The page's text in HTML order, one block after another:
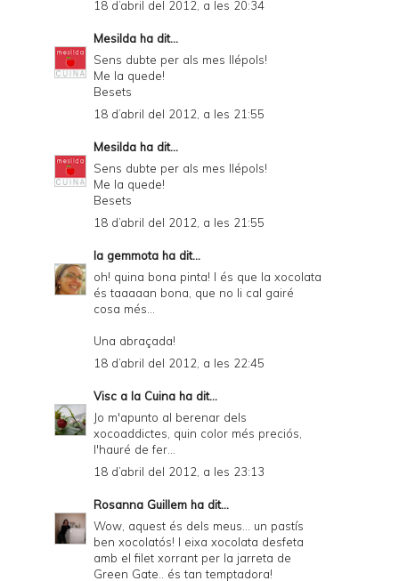
18 d’abril del 2012, a les 20:34
Mesilda ha dit...
Sens dubte per als mes llépols!
Me la quede!
Besets
18 d’abril del 2012, a les 21:55
Mesilda ha dit...
Sens dubte per als mes llépols!
Me la quede!
Besets
18 d’abril del 2012, a les 21:55
la gemmota ha dit...
oh! quina bona pinta! I és que la xocolata
és taaaaan bona, que no li cal gairé
cosa més...
Una abraçada!
18 d’abril del 2012, a les 22:45
Visc a la Cuina ha dit...
Jo m'apunto al berenar dels
xocoaddictes, quin color més preciós,
l'hauré de fer...
18 d’abril del 2012, a les 23:13
Rosanna Guillem ha dit...
Wow, aquest és dels meus... un pastís
ben xocolatós! I eixa xocolata desfeta
amb el filet xorrant per la jarreta de
Green Gate.. és tan temptadora!